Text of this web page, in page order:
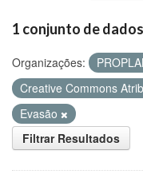
1 conjunto de
Organizações:
Creative Commons
Evasão
Filtrar Resultados